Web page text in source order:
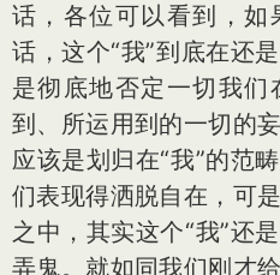
话，各位可以看到，如
话，这个“我”到底在还
是彻底地否定一切我
到、所运用到的一切的
应该是划归在“我”的范
们表现得洒脱自在，可
之中，其实这个“我”还
弄鬼。就如同我们刚才